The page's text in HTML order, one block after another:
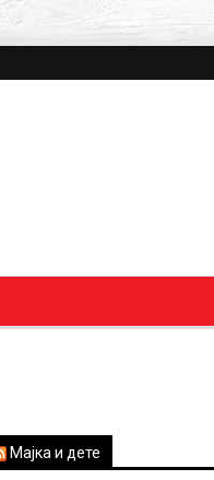
Мајка и дете